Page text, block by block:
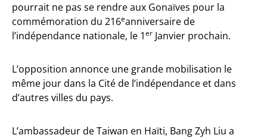
pourrait ne pas se rendre aux Gonaïves pour la
commémoration du 216eanniversaire de
l’indépendance nationale, le 1er Janvier prochain.
L’opposition annonce une grande mobilisation le
même jour dans la Cité de l’indépendance et dans
d’autres villes du pays.
L’ambassadeur de Taiwan en Haïti, Bang Zyh Liu a